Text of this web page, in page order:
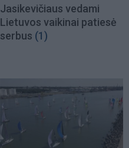
Jasikevičiaus vedami
Lietuvos vaikinai patiesė
serbus (1)